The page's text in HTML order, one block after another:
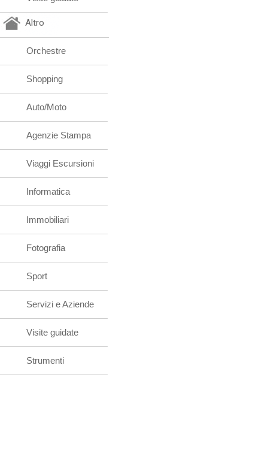
Altro
Orchestre
Shopping
Auto/Moto
Agenzie Stampa
Viaggi Escursioni
Informatica
Immobiliari
Fotografia
Sport
Servizi e Aziende
Visite guidate
Strumenti